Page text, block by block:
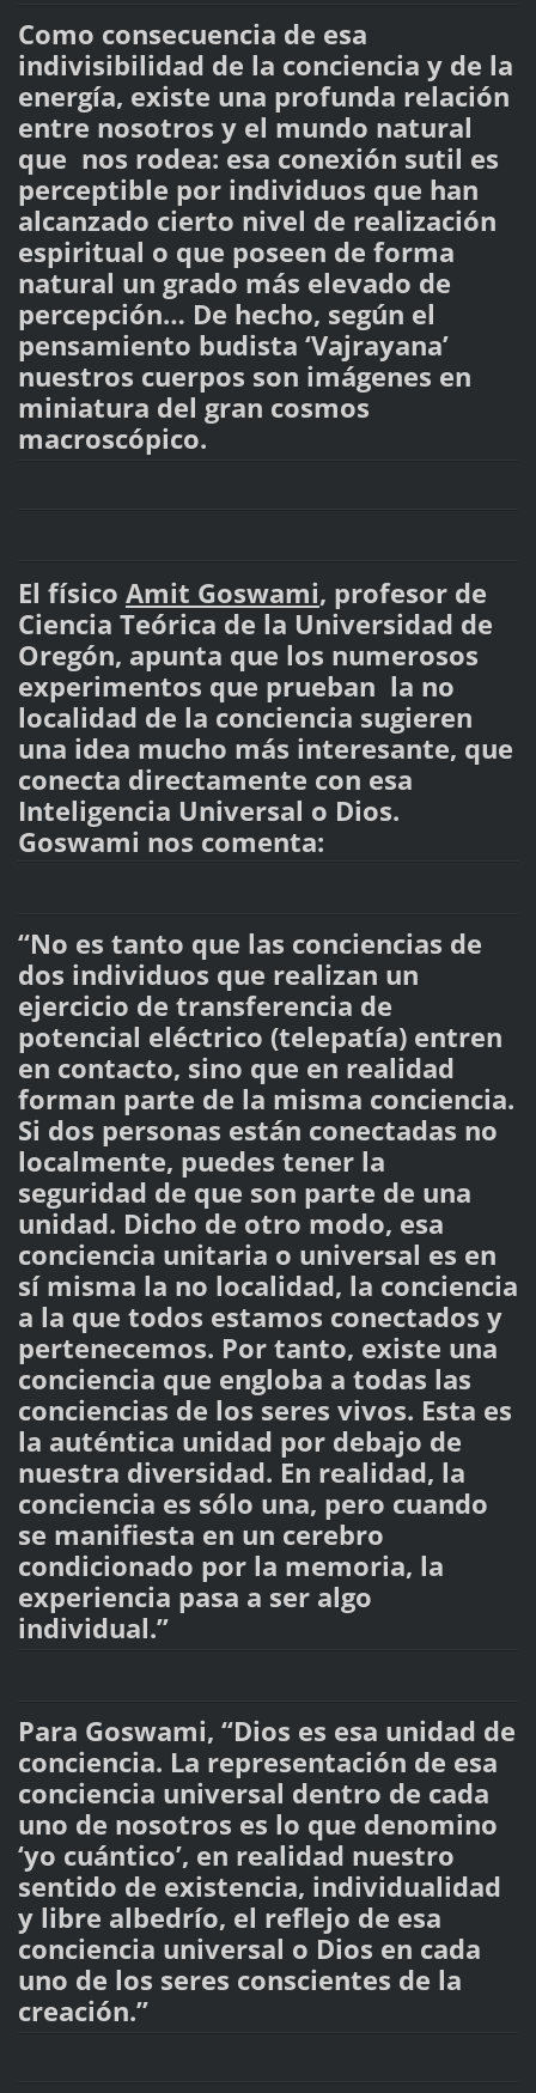
Como consecuencia de esa
indivisibilidad de la conciencia y de la
energía, existe una profunda relación
entre nosotros y el mundo natural
que nos rodea: esa conexión sutil es
perceptible por individuos que han
alcanzado cierto nivel de realización
espiritual o que poseen de forma
natural un grado más elevado de
percepción… De hecho, según el
pensamiento budista ‘Vajrayana’
nuestros cuerpos son imágenes en
miniatura del gran cosmos
macroscópico.
El físico Amit Goswami, profesor de
Ciencia Teórica de la Universidad de
Oregón, apunta que los numerosos
experimentos que prueban la no
localidad de la conciencia sugieren
una idea mucho más interesante, que
conecta directamente con esa
Inteligencia Universal o Dios.
Goswami nos comenta:
“No es tanto que las conciencias de
dos individuos que realizan un
ejercicio de transferencia de
potencial eléctrico (telepatía) entren
en contacto, sino que en realidad
forman parte de la misma conciencia.
Si dos personas están conectadas no
localmente, puedes tener la
seguridad de que son parte de una
unidad. Dicho de otro modo, esa
conciencia unitaria o universal es en
sí misma la no localidad, la conciencia
a la que todos estamos conectados y
pertenecemos. Por tanto, existe una
conciencia que engloba a todas las
conciencias de los seres vivos. Esta es
la auténtica unidad por debajo de
nuestra diversidad. En realidad, la
conciencia es sólo una, pero cuando
se manifiesta en un cerebro
condicionado por la memoria, la
experiencia pasa a ser algo
individual.”
Para Goswami, “Dios es esa unidad de
conciencia. La representación de esa
conciencia universal dentro de cada
uno de nosotros es lo que denomino
‘yo cuántico’, en realidad nuestro
sentido de existencia, individualidad
y libre albedrío, el reflejo de esa
conciencia universal o Dios en cada
uno de los seres conscientes de la
creación.”